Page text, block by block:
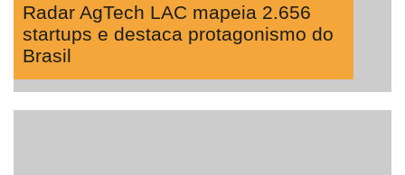
Radar AgTech LAC mapeia 2.656
startups e destaca protagonismo do
Brasil